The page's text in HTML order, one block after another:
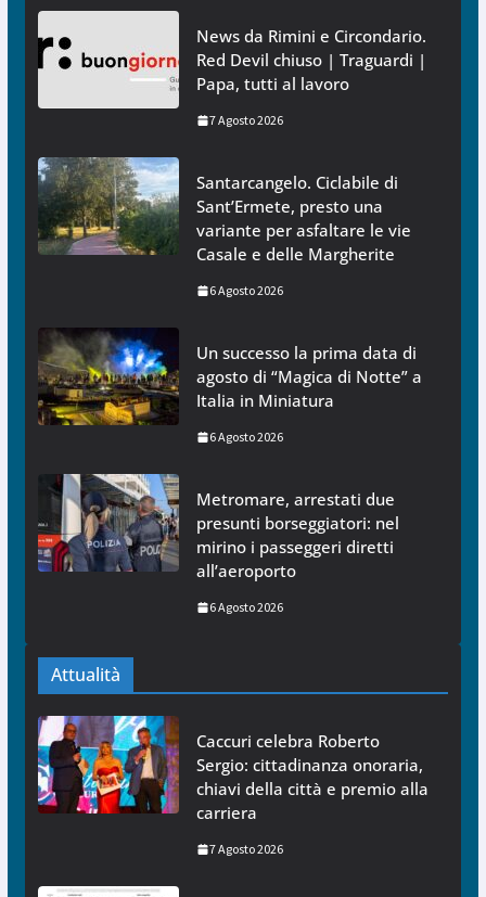
News da Rimini e Circondario.
Red Devil chiuso | Traguardi |
Papa, tutti al lavoro
7 Agosto 2026
Santarcangelo. Ciclabile di
Sant’Ermete, presto una
variante per asfaltare le vie
Casale e delle Margherite
6 Agosto 2026
Un successo la prima data di
agosto di “Magica di Notte” a
Italia in Miniatura
6 Agosto 2026
Metromare, arrestati due
presunti borseggiatori: nel
mirino i passeggeri diretti
all’aeroporto
6 Agosto 2026
Attualità
Caccuri celebra Roberto
Sergio: cittadinanza onoraria,
chiavi della città e premio alla
carriera
7 Agosto 2026